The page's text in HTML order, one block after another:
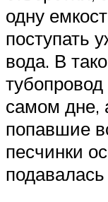
одну
поступать
вода. В
самом дне,
попавшие
песчинки